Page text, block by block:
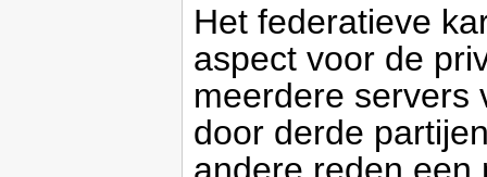
Het federatieve
aspect voor de
meerdere servers
door derde